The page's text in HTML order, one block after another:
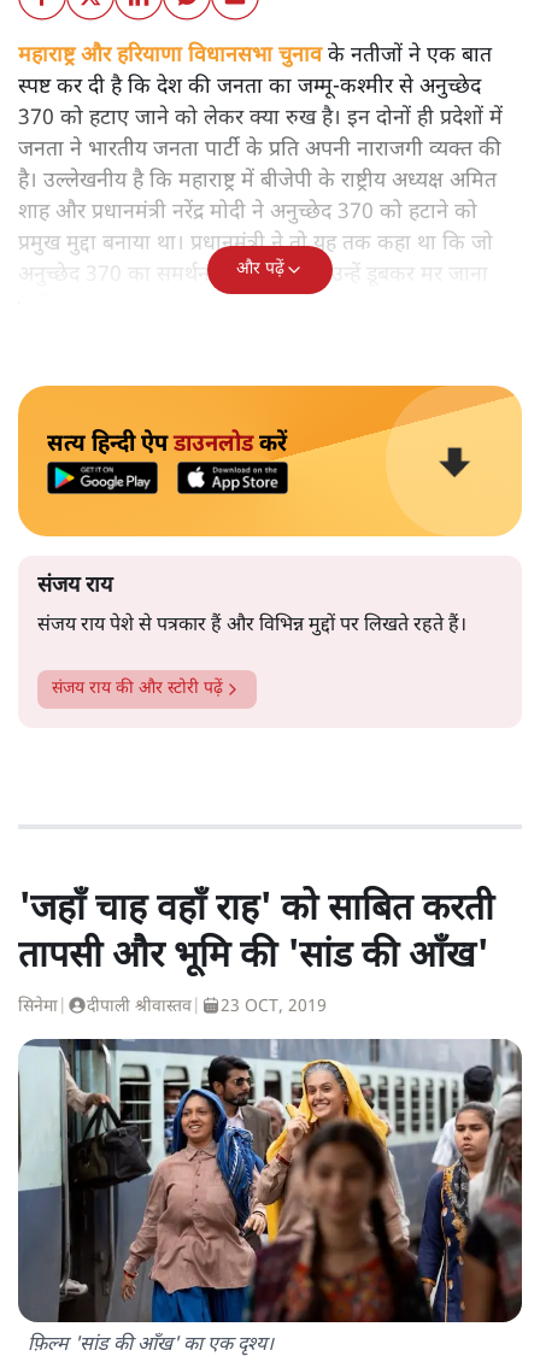
महाराष्ट्र और हरियाणा विधानसभा चुनावके नतीजों ने एक बात
स्पष्ट कर दी है कि देश की जनता का जम्मू-कश्मीर से अनुच्छेद
370 को हटाए जाने को लेकर क्या रुख है। इन दोनों ही प्रदेशों में
जनता ने भारतीय जनता पार्टी के प्रति अपनी नाराजगी व्यक्त की
है। उल्लेखनीय है कि महाराष्ट्र में बीजेपी के राष्ट्रीय अध्यक्ष अमित
शाह और प्रधानमंत्री नरेंद्र मोदी ने अनुच्छेद 370 को हटाने को
प्रमुख मुद्दा बनाया था। प्रधानमंत्री ने तो यह तक कहा था कि जो
अनुच्छेद 370 का समर्थन नहीं कर सकते उन्हें डूबकर मर जाना
और पढ़ें
सत्य हिन्दी ऐपडाउनलोडकरें
संजय राय
संजय राय पेशे से पत्रकार हैं और विभिन्न मुद्दों पर लिखते रहते हैं।
संजय रायकी और स्टोरी पढ़ें
'जहाँ चाह वहाँ राह' को साबित करती
तापसी और भूमि की 'सांड की आँख'
सिनेमा दीपाली श्रीवास्तव 23 OCT, 2019
फ़िल्म 'सांड की आँख' का एक दृश्य।